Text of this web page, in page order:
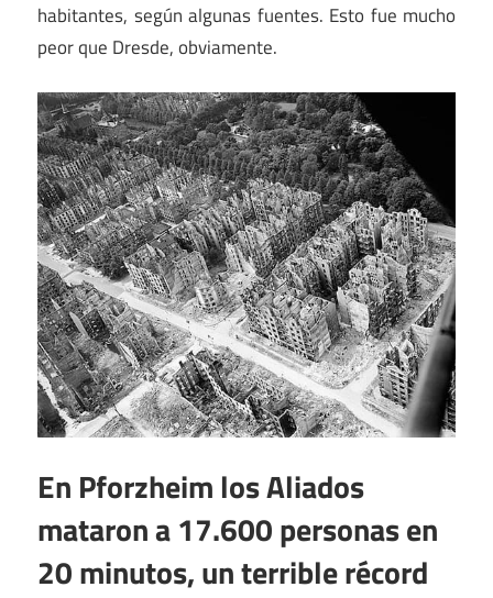
habitantes, según algunas fuentes. Esto fue mucho
peor que Dresde, obviamente.
En Pforzheim los Aliados
mataron a 17.600 personas en
20 minutos, un terrible récord